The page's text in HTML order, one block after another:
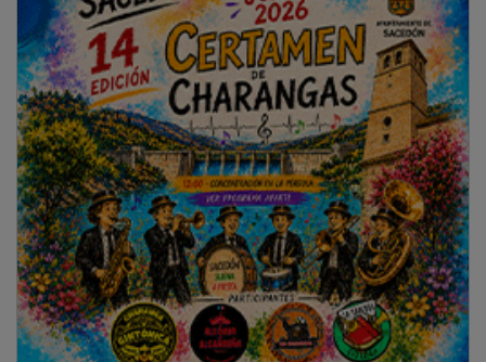
directorio a los ayuntamientos y a otras entidades
públicas y privadas de la provincia como referencia
para confeccionar sus programaciones culturales.
Además del aumento del número de artistas, grupos y
compañías que se ha registrado en cada nueva
anualidad, también ha ido incrementándose el número
de solicitudes de entidades locales que se presentan
cada año a esta convocatoria de subvenciones. Así, en
2022 fueron 149 los ayuntamientos y EATIM que las
solicitaron, en 2023 el número se elevó a 186, en 2024
a 235 y en 2025 a 246.
PUBLICIDAD